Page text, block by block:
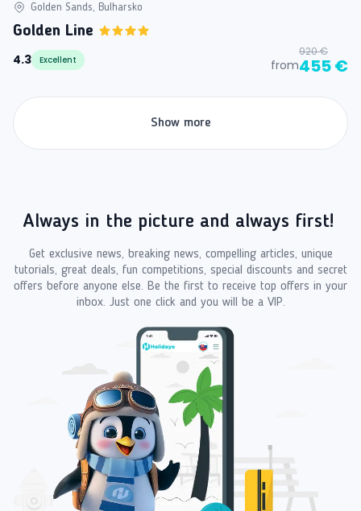
Golden Sands, Bulharsko
Golden Line
4.3
Excellent from
920 €
455 €
Show more
Always in the picture and always first!
Get exclusive news, breaking news, compelling articles, unique
tutorials, great deals, fun competitions, special discounts and secret
offers before anyone else. Be the first to receive top offers in your
inbox. Just one click and you will be a VIP.